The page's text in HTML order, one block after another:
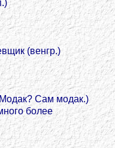
(венгр.)
Сам модак.)
более